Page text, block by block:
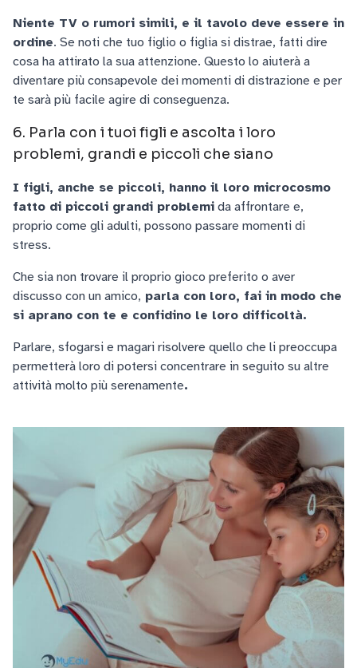
Niente TV o rumori simili, e il tavolo deve essere in
ordine. Se noti che tuo figlio o figlia si distrae, fatti dire
cosa ha attirato la sua attenzione. Questo lo aiuterà a
diventare più consapevole dei momenti di distrazione e per
te sarà più facile agire di conseguenza.
6. Parla con i tuoi figli e ascolta i loro
problemi, grandi e piccoli che siano
I figli, anche se piccoli, hanno il loro microcosmo
fatto di piccoli grandi problemi da affrontare e,
proprio come gli adulti, possono passare momenti di
stress.
Che sia non trovare il proprio gioco preferito o aver
discusso con un amico, parla con loro, fai in modo che
si aprano con te e confidino le loro difficoltà.
Parlare, sfogarsi e magari risolvere quello che li preoccupa
permetterà loro di potersi concentrare in seguito su altre
attività molto più serenamente.